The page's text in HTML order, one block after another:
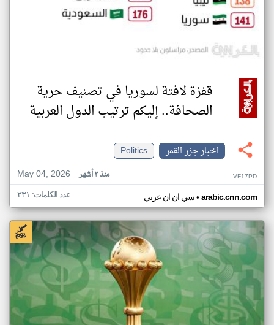
قفزة لافتة لسوريا في تصنيف حرية
الصحافة.. إليكم ترتيب الدول العربية
اخبار جزر القمر
Politics
May 04, 2026
منذ ٣ أشهر VF17PD
سي ان ان عربي• arabic.cnn.com عدد الكلمات: ٢٣١